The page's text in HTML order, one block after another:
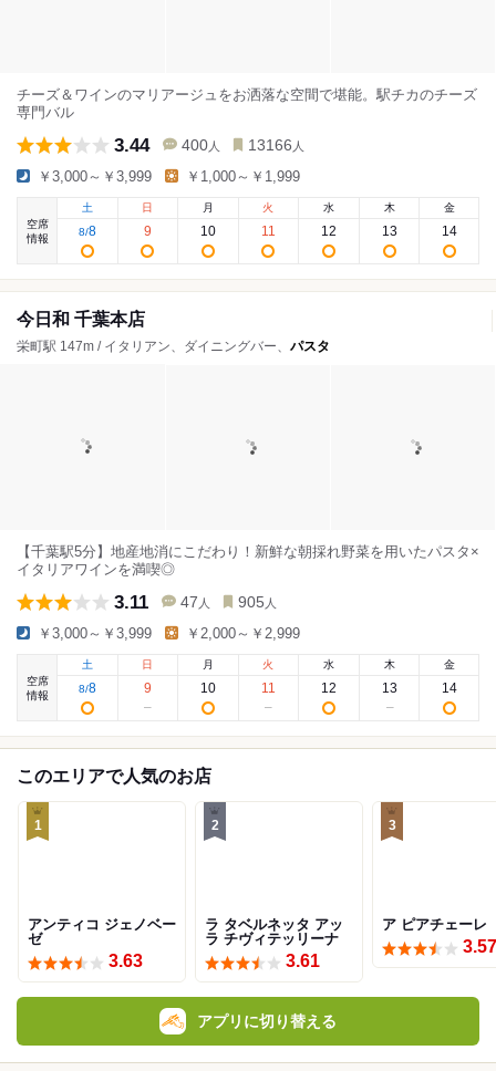
チーズ＆ワインのマリアージュをお洒落な空間で堪能。駅チカのチーズ
専門バル
3.44 400 人 13166 人
￥3,000～￥3,999 ￥1,000～￥1,999
空席
情報
土
8/8
日
9
月
10
火
11
水
12
木
13
金
14
今日和 千葉本店
栄町駅 147m / イタリアン、ダイニングバー、 パスタ
【千葉駅5分】地産地消にこだわり！新鮮な朝採れ野菜を用いたパスタ×
イタリアワインを満喫◎
3.11 47 人 905 人
￥3,000～￥3,999 ￥2,000～￥2,999
空席
情報
土
8/8
日
9
月
10
火
11
水
12
木
13
金
14
このエリアで人気のお店
1
アンティコ ジェノベー
ゼ
3.63
2
ラ タベルネッタ アッ
ラ チヴィテッリーナ
3.61
3
ア ピアチェーレ
3.57
アプリに切り替える